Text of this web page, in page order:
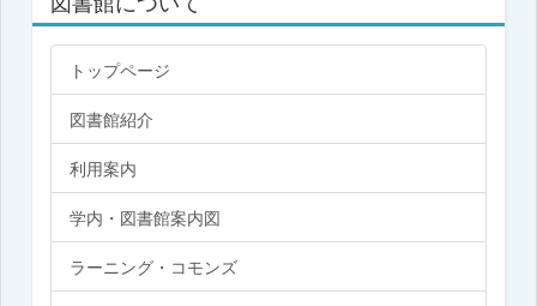
トップページ
図書館紹介
利用案内
学内・図書館案内図
ラーニング・コモンズ